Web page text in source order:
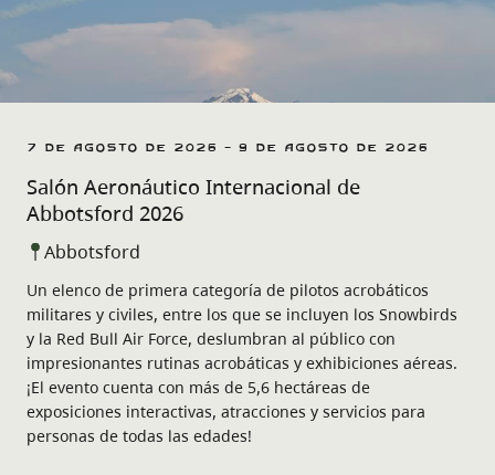
7 de agosto de 2026 - 9 de agosto de 2026
Salón Aeronáutico Internacional de
Abbotsford 2026
Abbotsford
Un elenco de primera categoría de pilotos acrobáticos
militares y civiles, entre los que se incluyen los Snowbirds
y la Red Bull Air Force, deslumbran al público con
impresionantes rutinas acrobáticas y exhibiciones aéreas.
¡El evento cuenta con más de 5,6 hectáreas de
exposiciones interactivas, atracciones y servicios para
personas de todas las edades!